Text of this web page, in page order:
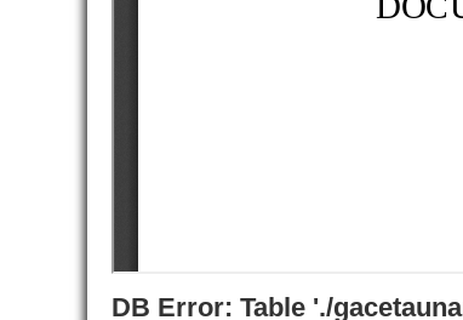
DB Error: Table './